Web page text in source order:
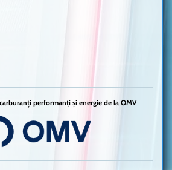
performanți și energie de la OMV